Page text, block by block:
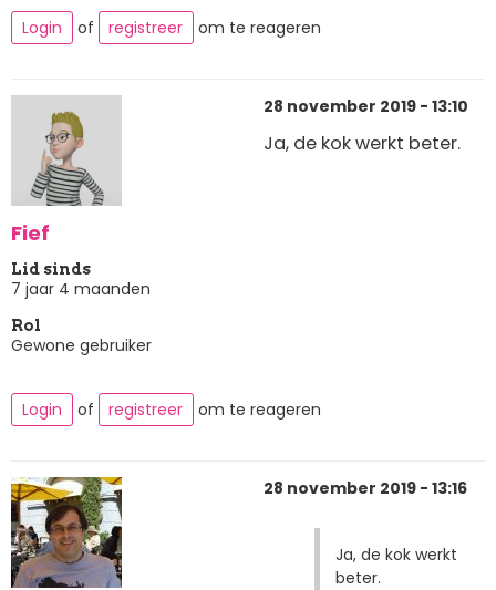
Login of registreer om te reageren
Fief
Lid sinds
7 jaar 4 maanden
Rol
Gewone gebruiker
28 november 2019 - 13:10
Ja, de kok werkt beter.
Login of registreer om te reageren
28 november 2019 - 13:16
Ja, de kok werkt
beter.